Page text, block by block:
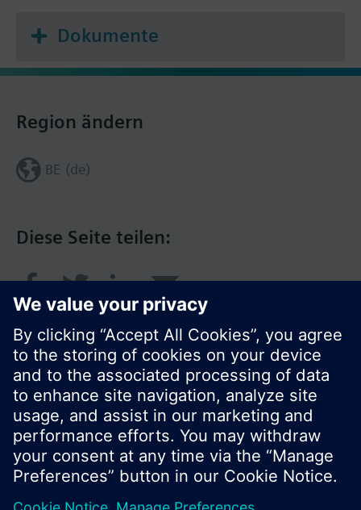
Dokumente
Diese Seite teilen:
Region ändern
BE (de)
© Siemens Schweiz AG 2017
Produktangebot und Preise können pro Land